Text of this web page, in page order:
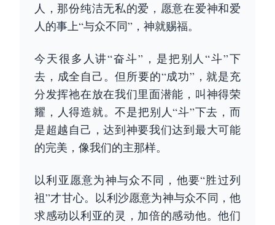
人，那份纯洁无私的爱，愿意在爱神和爱
人的事上“与众不同”，神就赐福。
今天很多人讲“奋斗”，是把别人“斗”下
去，成全自己。但所要的“成功”，就是充
分发挥祂在放在我们里面潜能，叫神得荣
耀，人得造就。不是把别人“斗”下去，而
是超越自己，达到神要我们达到最大可能
的完美，像我们的主那样。
以利亚愿意为神与众不同，他要“胜过列
祖”才甘心。以利沙愿意为神与众不同，他
求感动以利亚的灵，加倍的感动他。他们